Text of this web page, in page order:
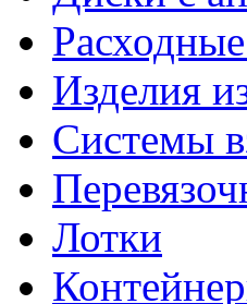
Изделия
Системы
Лотки